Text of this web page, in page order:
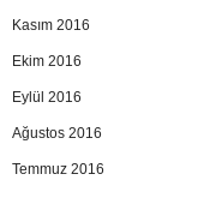
Kasım 2016
Ekim 2016
Eylül 2016
Ağustos 2016
Temmuz 2016